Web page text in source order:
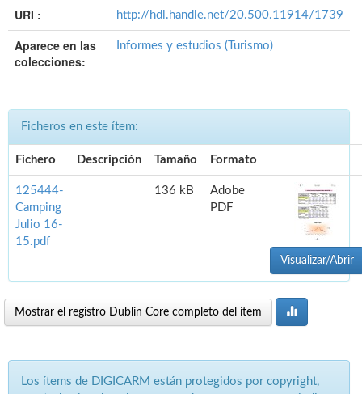
URI : http://hdl.handle.net/20.500.11914/1739
Aparece en las
colecciones:
Informes y estudios (Turismo)
Ficheros en este ítem:
Fichero Descripción Tamaño Formato
125444-
Camping
Julio 16-
15.pdf
136 kB
Adobe
PDF
Visualizar/Abrir
Mostrar el registro Dublin Core completo del ítem
Los ítems de DIGICARM están protegidos por copyright,